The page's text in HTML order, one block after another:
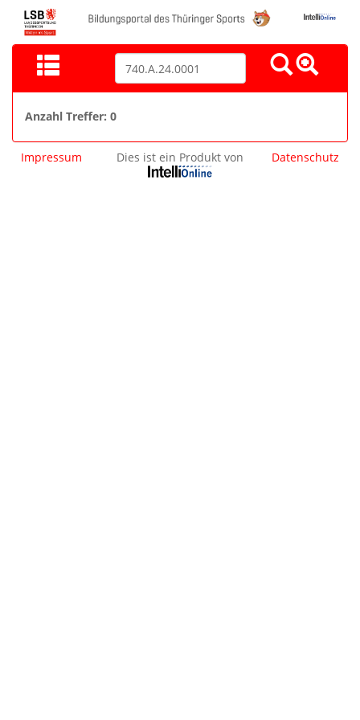
Anzahl Treffer: 0
Impressum Dies ist ein Produkt von Datenschutz